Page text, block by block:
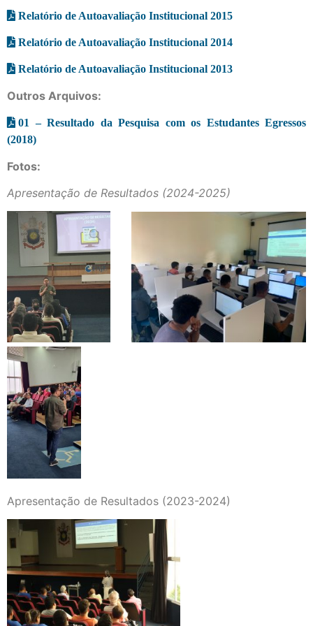
Relatório de Autoavaliação Institucional 2015
Relatório de Autoavaliação Institucional 2014
Relatório de Autoavaliação Institucional 2013
Outros Arquivos:
01 – Resultado da Pesquisa com os Estudantes Egressos
(2018)
Fotos:
Apresentação de Resultados (2024-2025)
Apresentação de Resultados (2023-2024)